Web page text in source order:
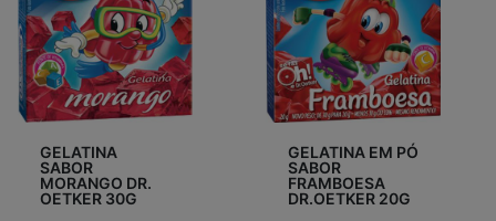
GELATINA
SABOR
MORANGO DR.
OETKER 30G
GELATINA EM PÓ
SABOR
FRAMBOESA
DR.OETKER 20G